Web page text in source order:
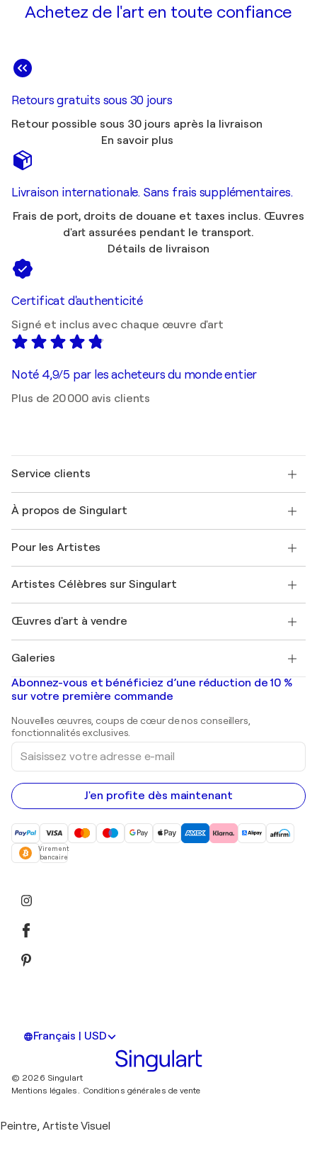
Achetez de l'art en toute confiance
Retours gratuits sous 30 jours
Retour possible sous 30 jours après la livraison
En savoir plus
Livraison internationale. Sans frais supplémentaires.
Frais de port, droits de douane et taxes inclus. Œuvres
d'art assurées pendant le transport.
Détails de livraison
Certificat d'authenticité
Signé et inclus avec chaque œuvre d'art
Noté 4,9/5 par les acheteurs du monde entier
Plus de 20 000 avis clients
Service clients
Expédition
Offrir une carte cadeau
Rejoignez notre programme commercial
Mon compte
+33 1 76 44 06 42
À propos de Singulart
FAQ
Magazine Singulart
Emplois
Découvrez une sélection d'art original
Pour les Artistes
Se connecter en tant qu'Artiste
Artistes Célèbres sur Singulart
Marc Chagall
Banksy
Mr. Brainwash
Shepard Fairey
Œuvres d'art à vendre
Tableaux abstraits à vendre
Peintures de paysage
Estampes
Peintures acryliques
Galeries
Galeries d'art en France
Galeries d'art en Belgique
Abonnez-vous et bénéficiez d’une réduction de 10 %
sur votre première commande
Nouvelles œuvres, coups de cœur de nos conseillers,
fonctionnalités exclusives.
Saisissez
votre
adresse
e-
mail
J'en profite dès maintenant
Virement
bancaire
Français | USD
© 2026 Singulart
Mentions légales. Conditions générales de vente
Peintre, Artiste Visuel